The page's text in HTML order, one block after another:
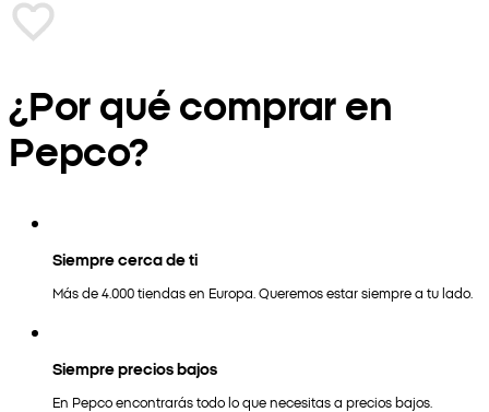
¿Por qué comprar en
Pepco?
Siempre cerca de ti
Más de 4.000 tiendas en Europa. Queremos estar siempre a tu lado.
Siempre precios bajos
En Pepco encontrarás todo lo que necesitas a precios bajos.